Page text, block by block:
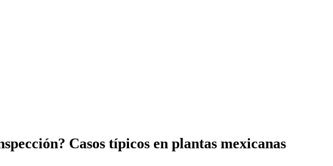
Casos típicos en plantas mexicanas